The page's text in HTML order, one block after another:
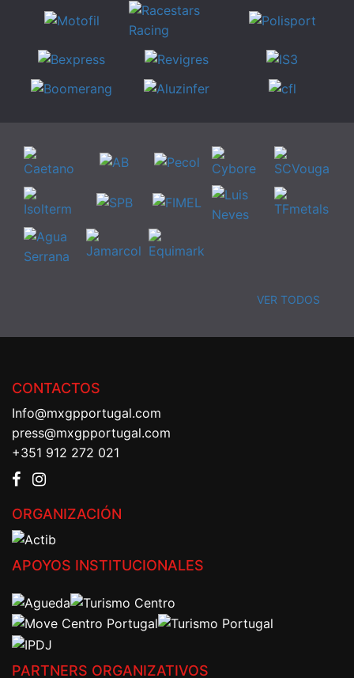
VER TODOS
CONTACTOS
Info@mxgpportugal.com
press@mxgpportugal.com
+351 912 272 021
ORGANIZACIÓN
APOYOS INSTITUCIONALES
PARTNERS ORGANIZATIVOS